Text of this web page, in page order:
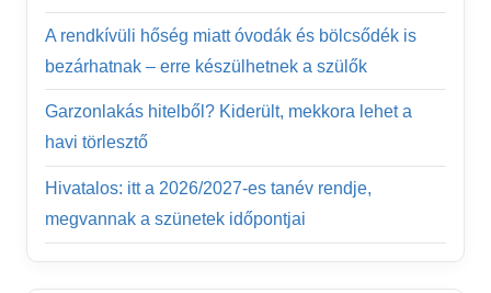
A rendkívüli hőség miatt óvodák és bölcsődék is
bezárhatnak – erre készülhetnek a szülők
Garzonlakás hitelből? Kiderült, mekkora lehet a
havi törlesztő
Hivatalos: itt a 2026/2027-es tanév rendje,
megvannak a szünetek időpontjai